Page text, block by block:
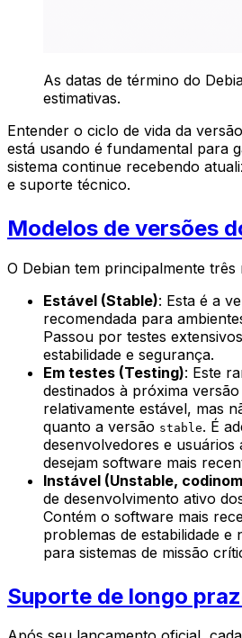
As datas de término do
estimativas.
Entender o ciclo de vida da
está usando é fundamental para
sistema continue recebendo
e suporte técnico.
Modelos de versões
O Debian tem principalmente três
Estável (Stable): Esta é a
recomendada para
Passou por testes
estabilidade e segurança.
Em testes (Testing): Este
destinados à próxima versão
relativamente estável, mas
quanto a versão stable. É
desenvolvedores e usuários
desejam software mais
Instável (Unstable,
de desenvolvimento ativo
Contém o software mais
problemas de estabilidade e
para sistemas de missão
Suporte de longo